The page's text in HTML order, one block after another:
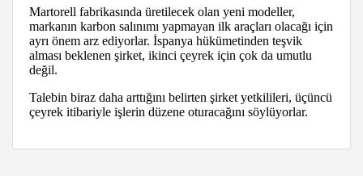
Martorell fabrikasında üretilecek olan yeni modeller,
markanın karbon salınımı yapmayan ilk araçları olacağı için
ayrı önem arz ediyorlar. İspanya hükümetinden teşvik
alması beklenen şirket, ikinci çeyrek için çok da umutlu
değil.
Talebin biraz daha arttığını belirten şirket yetkilileri, üçüncü
çeyrek itibariyle işlerin düzene oturacağını söylüyorlar.